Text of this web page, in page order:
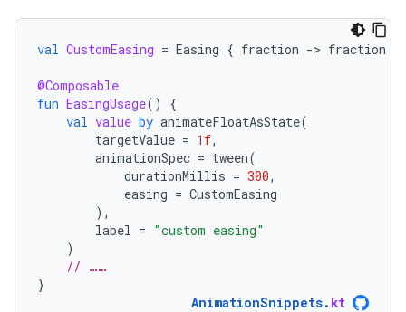
val CustomEasing = Easing { fraction -> fraction
@Composable
fun EasingUsage()
{
val value by animateFloatAsState(
targetValue = 1f,
animationSpec = tween(
durationMillis = 300,
easing = CustomEasing
),
label = "custom easing"
)
// ……
}
AnimationSnippets. kt